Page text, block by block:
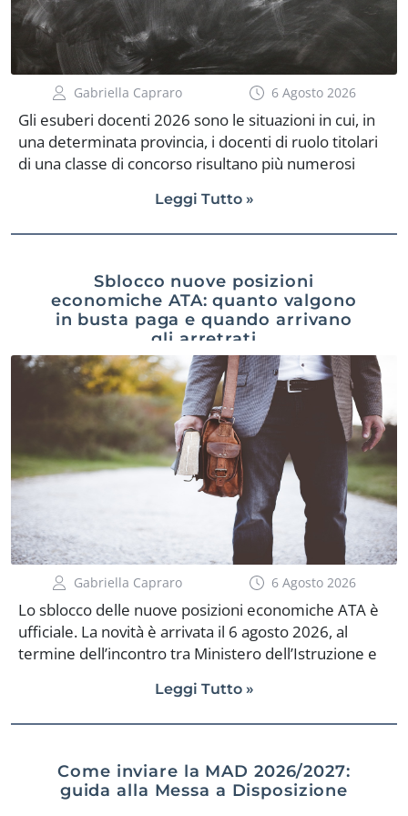
Gabriella Capraro 6 Agosto 2026
Gli esuberi docenti 2026 sono le situazioni in cui, in
una determinata provincia, i docenti di ruolo titolari
di una classe di concorso risultano più numerosi
dotazione stabile di cattedre per quella disciplina.
Questo può accadere quando le cattedre
denatalità o della riorganizzazione degli indirizzi di
studio, più rapidamente rispetto alla riduzione del
personale in servizio. Il tema è particolarmente
attuale perché la mobilità 2026/27 si è conclusa e gli
Uffici Scolastici Provinciali stanno pubblicando gli
elenchi dei posti in eccedenza. Da questi elenchi
dipende anche […]
Leggi Tutto »
Sblocco nuove posizioni
economiche ATA: quanto valgono
in busta paga e quando arrivano
gli arretrati
Gabriella Capraro 6 Agosto 2026
Lo sblocco delle nuove posizioni economiche ATA è
ufficiale. La novità è arrivata il 6 agosto 2026, al
termine dell’incontro tra Ministero dell’Istruzione e
confermato l’avvio dell’attribuzione di 46.297 nuove
posizioni economiche ATA e ha stanziato
aumenti e arretrati. Soprattutto, è stata confermata
la decorrenza dal 1° settembre 2024, un elemento
fondamentale perché permette ai beneficiari di
Leggi Tutto »
Come inviare la MAD 2026/2027:
guida alla Messa a Disposizione